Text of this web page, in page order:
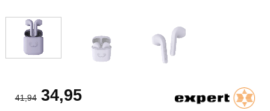
41,94 Oorspronkelijke
34,95Huidige